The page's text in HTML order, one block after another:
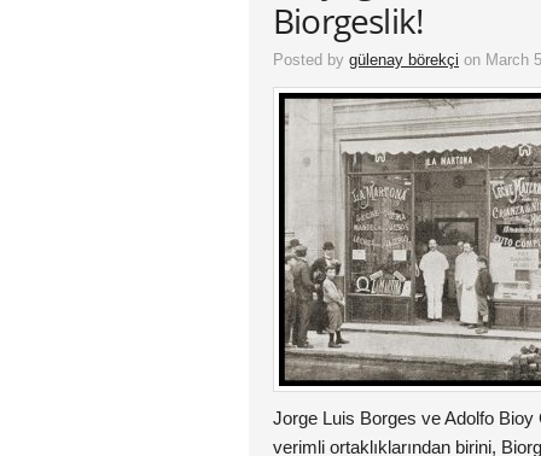
Biorgeslik!
Posted by gülenay börekçi on March
Jorge Luis Borges ve Adolfo
verimli ortaklıklarından birini,